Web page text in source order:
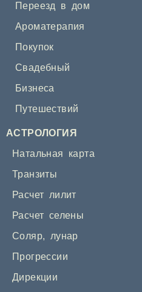
Переезд в дом
Ароматерапия
Покупок
Свадебный
Бизнеса
Путешествий
АСТРОЛОГИЯ
Натальная карта
Транзиты
Расчет лилит
Расчет селены
Соляр, лунар
Прогрессии
Дирекции